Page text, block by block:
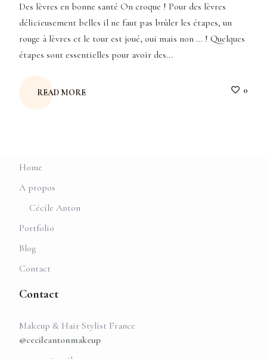
Des lèvres en bonne santé On croque ! Pour des lèvres
délicieusement belles il ne faut pas brûler les étapes, un
rouge à lèvres et le tour est joué, oui mais non … ! Quelques
étapes sont essentielles pour avoir des...
READ MORE 0
Home
A propos
Cécile Anton
Portfolio
Blog
Contact
Contact
Makeup & Hair Stylist France
@cecileantonmakeup